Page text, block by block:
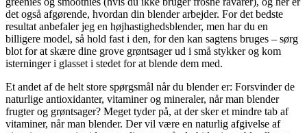
det også afgørende, hvordan din blender arbejder. For det bedste
resultat anbefaler jeg en højhastighedsblender, men har du en
billigere model, så hold fast i den, for den kan sagtens bruges – sørg
blot for at skære dine grove grøntsager ud i små stykker og kom
isterninger i glasset i stedet for at blende dem med.
Et andet af de helt store spørgsmål når du blender er: Forsvinder de
naturlige antioxidanter, vitaminer og mineraler, når man blender
frugter og grøntsager? Meget tyder på, at der sker et mindre tab af
vitaminer, når man blender. Der vil være en naturlig afgivelse af